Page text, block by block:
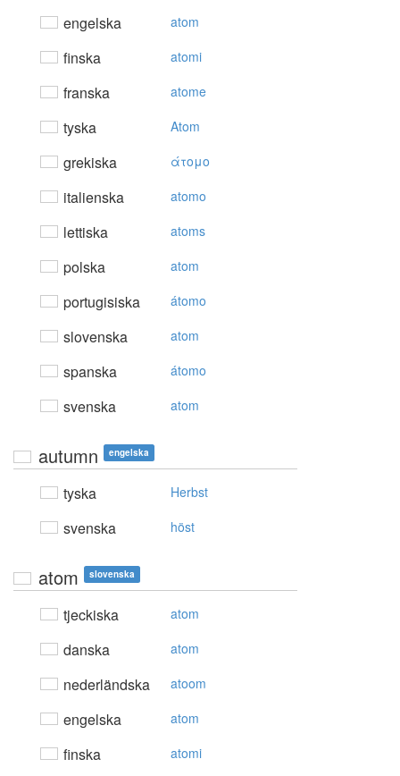
engelska atom
finska atomi
franska atome
tyska Atom
grekiska άτoμo
italienska atomo
lettiska atoms
polska atom
portugisiska átomo
slovenska atom
spanska átomo
svenska atom
autumn engelska
tyska Herbst
svenska höst
atom slovenska
tjeckiska atom
danska atom
nederländska atoom
engelska atom
finska atomi